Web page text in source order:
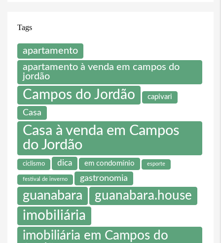
Tags
apartamento
apartamento à venda em campos do
jordão
Campos do Jordão capivari
Casa
Casa à venda em Campos
do Jordão
ciclismo dica em condomínio esporte
festival de inverno gastronomia
guanabara guanabara.house
imobiliária
imobiliária em Campos do